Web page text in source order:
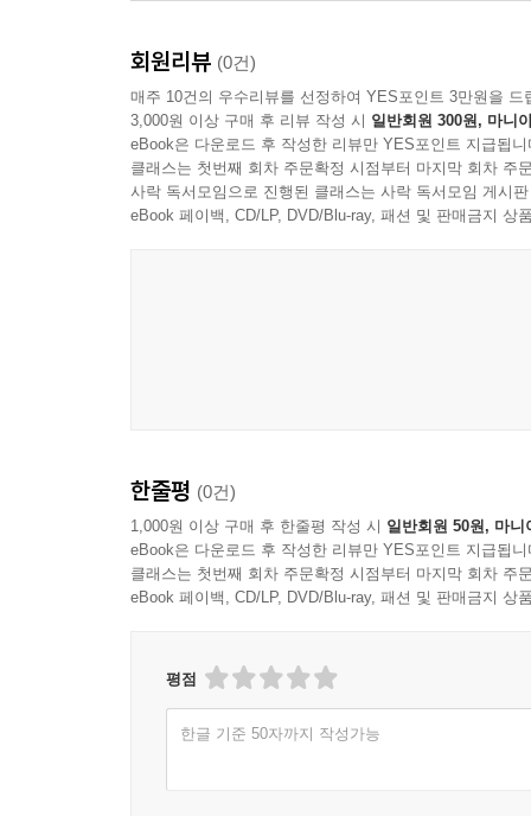
회원리뷰 (0건)
매주 10건의 우수리뷰를 선정하여 YES포인트 3만원을 드
3,000원 이상 구매 후 리뷰 작성 시 일반회원 300원, 마니
eBook은 다운로드 후 작성한 리뷰만 YES포인트 지급됩니
클래스는 첫번째 회차 주문확정 시점부터 마지막 회차 주
사락 독서모임으로 진행된 클래스는 사락 독서모임 게시
eBook 페이백, CD/LP, DVD/Blu-ray, 패션 및 판매금지 상
한줄평 (0건)
1,000원 이상 구매 후 한줄평 작성 시 일반회원 50원, 마니
eBook은 다운로드 후 작성한 리뷰만 YES포인트 지급됩니
클래스는 첫번째 회차 주문확정 시점부터 마지막 회차 주
eBook 페이백, CD/LP, DVD/Blu-ray, 패션 및 판매금지 상
평점
한글 기준 50자까지 작성가능